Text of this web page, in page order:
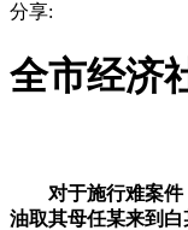
分享:
全市经济
对于施行难案件
油取其母任某来到